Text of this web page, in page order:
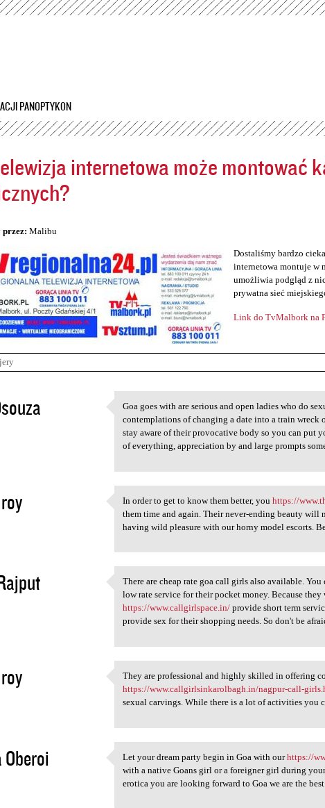
Przejdź
PANOPTYKON
internetowa może montować
przez: Malibu
Dostaliśmy bardzo
internetowa montuje w
umożliwia podgląd z
prywatna sieć
Link do TvMalbork na
Goa goes with are serious and
Goa goes with are serious and open ladies who do
contemplations of changing a date into a train
stay aware of their provocative body so you can put
of everything, appreciation by and large prompts
In order to get to know them
In order to get to know them better, youhttps://
them time and again. Their never-ending beauty
having wild pleasure with our horny model escorts.
There are cheap rate goa call
There are cheap rate goa call girls also available.
low rate service for their pocket money. Because
https://www.callgirlspace.in/ provide short term
provide sex for their shopping needs. So don't be
They are professional and
They are professional and highly skilled in offering
https://www.callgirlsinkarolbagh.in/nagpur-call-
sexual carvings. While there is a lot of activities you
Let your dream party begin in
Let your dream party begin in Goa with ourhttps://
with a native Goans girl or a foreigner girl during
erotica you are looking forward to Goa we are the